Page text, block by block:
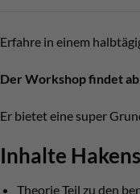
Erfahre in einem
Der Workshop findet
Er bietet eine super
Inhalte
Theorie Teil zu den